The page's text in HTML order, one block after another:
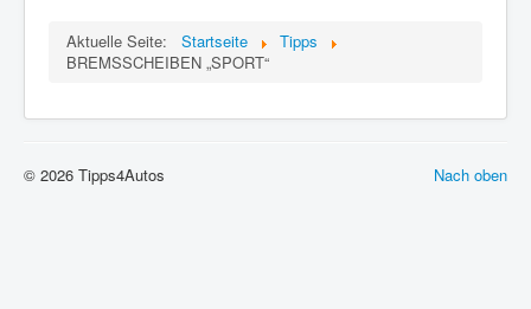
Aktuelle Seite: Startseite
Tipps
BREMSSCHEIBEN „SPORT“
Nach oben
© 2026 Tipps4Autos